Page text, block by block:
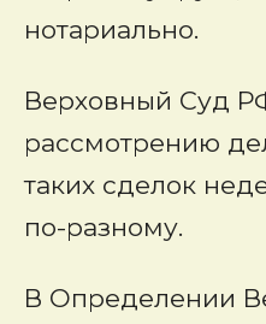
нотариально.
Верховный Суд
рассмотрению
таких сделок
по-разному.
В Определении